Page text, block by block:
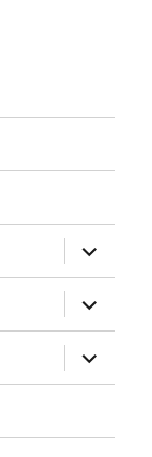
위
메
확
장
위
메
확
장
위
메
장